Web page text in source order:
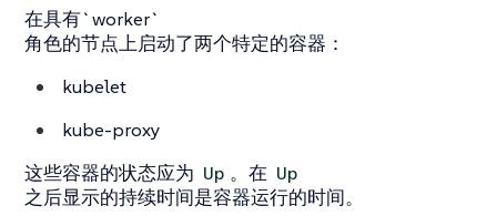
在具有`worker`
角色的节点上启动了两个特定的容器：
kubelet
kube-proxy
这些容器的状态应为 Up 。在 Up
之后显示的持续时间是容器运行的时间。